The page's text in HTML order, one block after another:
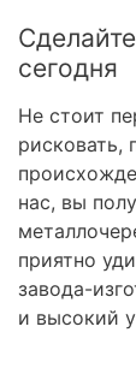
сегодня
Не стоит
рисковать,
нас, вы
приятно
завода-
и высокий